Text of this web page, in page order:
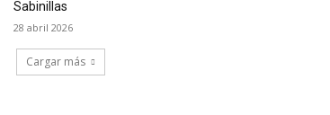
Sabinillas
28 abril 2026
Cargar más